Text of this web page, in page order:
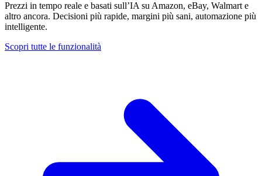
Prezzi in tempo reale e basati sull’IA su Amazon, eBay, Walmart e
altro ancora. Decisioni più rapide, margini più sani, automazione più
intelligente.
Scopri tutte le funzionalità